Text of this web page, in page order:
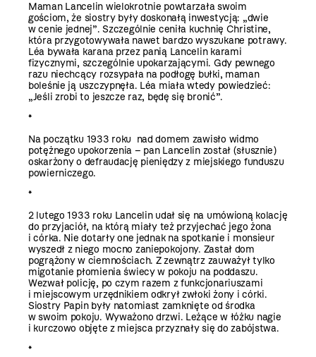
Maman Lancelin wielokrotnie powtarzała swoim
gościom, że siostry były doskonałą ­inwestycją: „dwie
w cenie jednej”. Szczególnie ceniła kuchnię Christine,
która przygotowywała nawet bardzo wyszukane potrawy.
Léa bywała karana przez panią Lancelin karami
fizycznymi, szczególnie upokarzającymi. Gdy pewnego
razu niechcący rozsypała na podłogę bułki, maman
boleśnie ją uszczypnęła. Léa miała wtedy powiedzieć:
„Jeśli zrobi to jeszcze raz, będę się bronić”.
*
Na początku 1933 roku nad domem zawisło widmo
potężnego upokorzenia – pan Lancelin został (słusznie)
oskarżony o defraudację pieniędzy z miejskiego funduszu
powierniczego.
*
2 lutego 1933 roku Lancelin udał się na umówioną kolację
do przyjaciół, na którą miały też przyjechać jego żona
i córka. Nie dotarły one jednak na spotkanie i monsieur
wyszedł z niego mocno zaniepokojony. Zastał dom
pogrążony w ciemnościach. Z zewnątrz zauważył tylko
migotanie płomienia świecy w pokoju na poddaszu.
Wezwał policję, po czym razem z funkcjonariuszami
i miejscowym urzędnikiem odkrył zwłoki żony i córki.
Siostry Papin były natomiast zamknięte od środka
w swoim pokoju. Wyważono drzwi. Leżące w łóżku nagie
i kurczowo objęte z miejsca przyznały się do zabójstwa.
*